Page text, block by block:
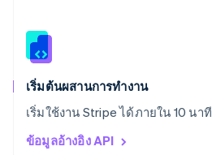
เริ่มต้นผสานการทำงาน
เริ่มใช้งาน Stripe ได้ภายใน 10 นาที
ข้อมูลอ้างอิง API
สิงคโปร์
ออสเตรเลีย
English
DeutschEnglish
อิตาลี
ItalianoEnglish